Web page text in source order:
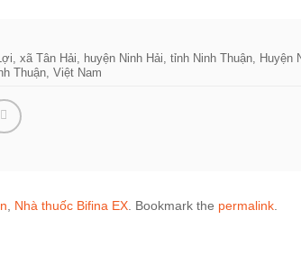
xã Tân Hải, huyện Ninh Hải, tỉnh Ninh Thuận, Huyện
Thuận, Việt Nam
Nhà thuốc Bifina EX . Bookmark the permalink